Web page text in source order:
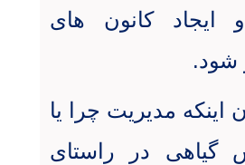
ایجاد کانون های
شود.
اینکه مدیریت چرا یا
در راستای